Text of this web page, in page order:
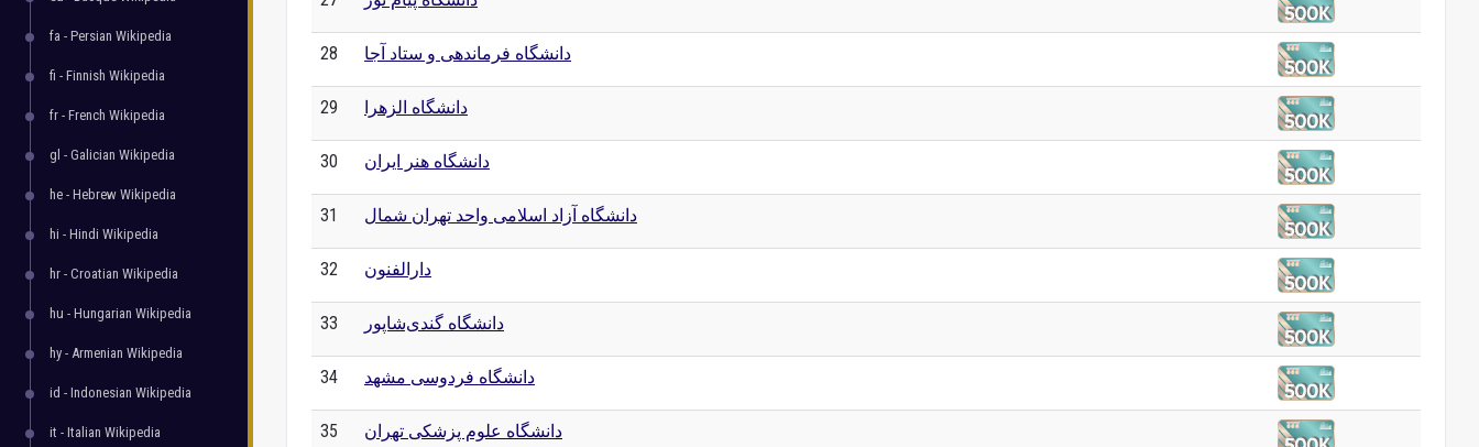
fa - Persian Wikipedia
fi - Finnish Wikipedia
fr - French Wikipedia
gl - Galician Wikipedia
he - Hebrew Wikipedia
hi - Hindi Wikipedia
hr - Croatian Wikipedia
hu - Hungarian Wikipedia
hy - Armenian Wikipedia
id - Indonesian Wikipedia
it - Italian Wikipedia
28 دانشگاه فرماندهی و ستاد آجا
29 دانشگاه الزهرا
30 دانشگاه هنر ایران
31 دانشگاه آزاد اسلامی واحد تهران شمال
32 دارالفنون
33 دانشگاه گندی‌شاپور
34 دانشگاه فردوسی مشهد
35 دانشگاه علوم پزشکی تهران